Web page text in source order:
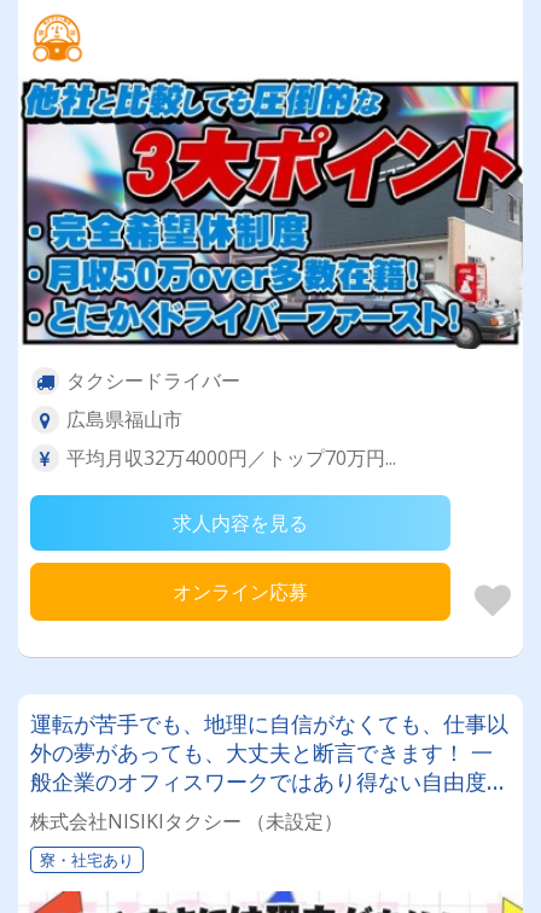
タクシードライバー
広島県福山市
平均月収32万4000円／トップ70万円...
求人内容を見る
オンライン応募
運転が苦手でも、地理に自信がなくても、仕事以
外の夢があっても、大丈夫と断言できます！ 一
般企業のオフィスワークではあり得ない自由度の
元、我々と一緒に自由なイキカタを叶えましょ
う！ 最寄り駅はJR横川駅、広電寺町駅！観光需
要の高いエリアでしっかりと稼ぐことができま
す！
株式会社NISIKIタクシー （未設定）
寮・社宅あり